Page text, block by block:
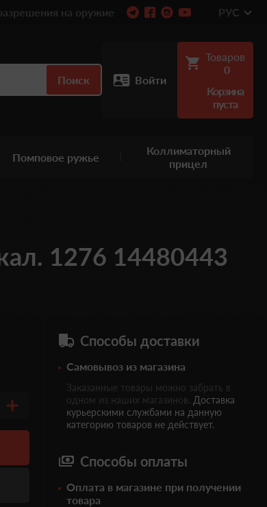
на оружие РУС
Поиск Войти
Товаров
0
Корзина
пуста
Помповое ружье
Коллиматорный
прицел
1276 14480443
Способы доставки
Самовывоз из магазина
Заказанные товары можно забрать в
одном из наших магазинов. Доставка
курьерскими службами на данную
категорию товаров не действует.
Способы оплаты
Оплата в магазине при получении
товара